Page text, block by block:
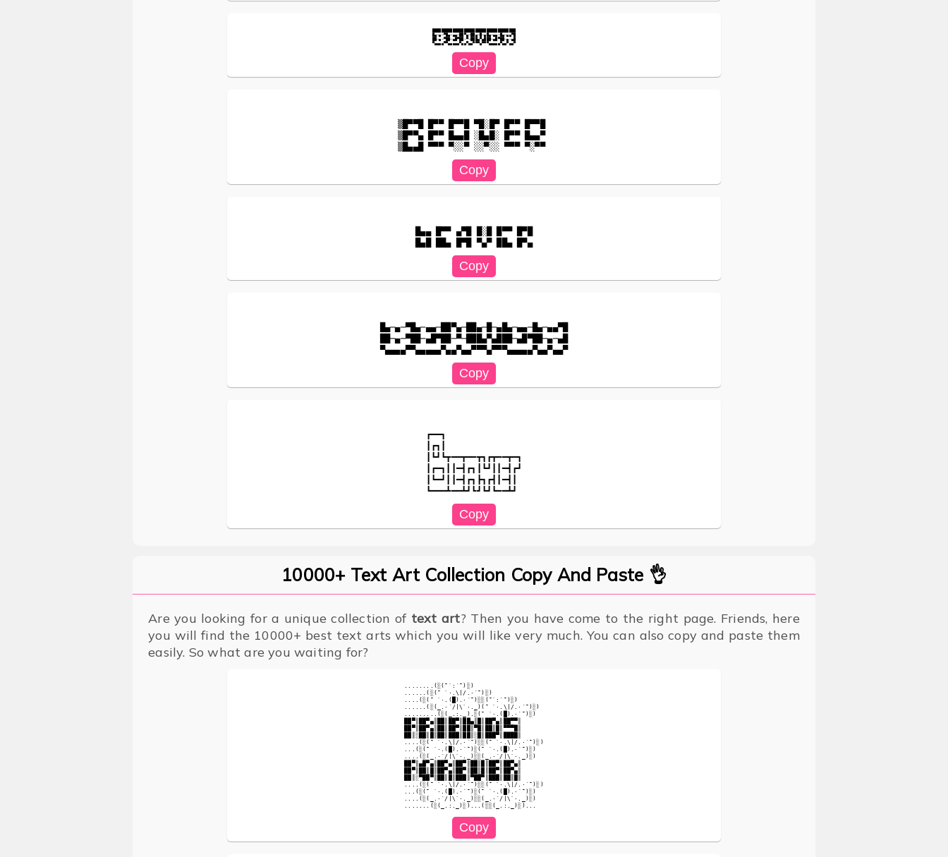
█▄─▄─▀█▄─▄▄─██▀▄─██▄─█─▄█▄─▄▄─█▄─▄▄▀█
██─▄─▀██─▄█▀██─▀─███▄▀▄███─▄█▀██─▄─▄█
▒█▀▀█ █▀▀ █▀▀█ ▀█░█▀ █▀▀ █▀▀█
▒█▀▀▄ █▀▀ █▄▄█ ░█▄█░ █▀▀ █▄▄▀
▒█▄▄█ ▀▀▀ ▀░░▀ ░░▀░░ ▀▀▀ ▀░▀▀
█▄▄ █▀▀ ▄▀█ █░█ █▀▀ █▀█
█▄█ ██▄ █▀█ ▀▄▀ ██▄ █▀▄
█▄─▄─▀█▄─▄▄─██▀▄─██▄─█─▄█▄─▄▄─█▄─▄▄▀█
██─▄─▀██─▄█▀██─▀─███▄▀▄███─▄█▀██─▄─▄█
▀▄▄▄▄▀▀▄▄▄▄▄▀▄▄▀▄▄▀▀▀▄▀▀▀▄▄▄▄▄▀▄▄▀▄▄▀
┏━━┓
┃┏┓┃
┃┗┛┗┳━━┳━━┳┓┏┳━━┳━┓
┃┏━┓┃┃━┫┏┓┃┗┛┃┃━┫┏┛
┃┗━┛┃┃━┫┏┓┣┓┏┫┃━┫┃
10000+ Text Art Collection Copy And Paste 👌
Are you looking for a unique collection of text art? Then you have come to the right page. Friends, here
you will find the 10000+ best text arts which you will like very much. You can also copy and paste them
easily. So what are you waiting for?
........(░(¯`:´¯)░)
......(░(¯ `·.\|/.·´¯)░)
....(░(¯ `·.(█).·´¯)░░(¯`:´¯)░)
......(░(_.·´/|\`·._)(¯ `·.\|/.·´¯)░)
.........(░(_.:._).░(¯ `·.(█).·´¯)░)
██▀║██▀▄║██║██▀║██▄║█║██▀▄║██▀▀║
██▀║██▀▄║██║██▀║██║▀█║██║█║▀▀▀█║
██║░██║█║██║███║██║░█║███▀║████║
....(░(¯ `·.\|/.·´¯)░░(¯ `·.\|/.·´¯)░)
...(░(¯ `·.(█).·´¯)░(¯ `·.(█).·´¯)░)
....(░(_.·´/|\`·._)░░(_.·´/|\`·._)░)
██▀║▄█▀▄║██▀▄║██▀║██║█║██▀║██▀▄║
██▀║██║█║██▀▄║██▀║██║█║██▀║██▀▄║
██║░▀██▀║██║█║███║▀██▀║███║██║█║
....(░(¯ `·.\|/.·´¯)░░(¯ `·.\|/.·´¯)░)
...(░(¯ `·.(█).·´¯)░(¯ `·.(█).·´¯)░)
....(░(_.·´/|\`·._)░░(_.·´/|\`·._)░)